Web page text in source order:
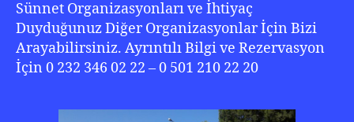
Sünnet Organizasyonları ve İhtiyaç
Duyduğunuz Diğer Organizasyonlar İçin Bizi
Arayabilirsiniz. Ayrıntılı Bilgi ve Rezervasyon
İçin 0 232 346 02 22 – 0 501 210 22 20